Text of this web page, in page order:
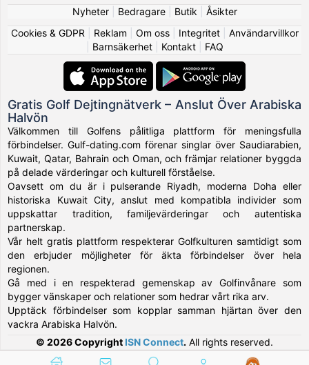
Nyheter| Bedragare| Butik
Åsikter
Cookies & GDPR
Reklam Om oss| Integritet| Användarvillkor
Barnsäkerhet| Kontakt| FAQ
Gratis Golf Dejtingnätverk – Anslut Över Arabiska
Halvön
Välkommen till Golfens pålitliga plattform för meningsfulla
förbindelser. Gulf-dating.com förenar singlar över Saudiarabien,
Kuwait, Qatar, Bahrain och Oman, och främjar relationer byggda
på delade värderingar och kulturell förståelse.
Oavsett om du är i pulserande Riyadh, moderna Doha eller
historiska Kuwait City, anslut med kompatibla individer som
uppskattar tradition, familjevärderingar och autentiska
partnerskap.
Vår helt gratis plattform respekterar Golfkulturen samtidigt som
den erbjuder möjligheter för äkta förbindelser över hela
regionen.
Gå med i en respekterad gemenskap av Golfinvånare som
bygger vänskaper och relationer som hedrar vårt rika arv.
Upptäck förbindelser som kopplar samman hjärtan över den
vackra Arabiska Halvön.
© 2026 Copyright ISN Connect. All rights reserved.